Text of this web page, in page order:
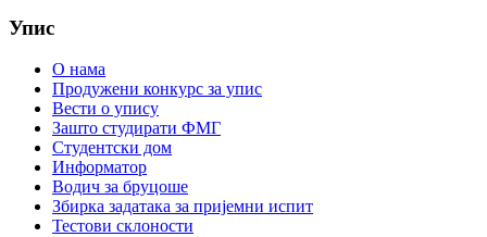
Упис
О нама
Продужени конкурс за упис
Вести о упису
Зашто студирати ФМГ
Студентски дом
Информатор
Водич за бруцоше
Збиркa задатака за пријемни испит
Тестови склоности